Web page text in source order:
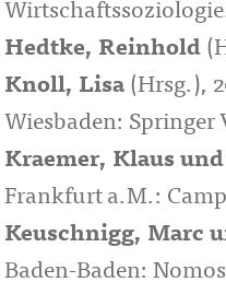
Hedtke, Reinhold
Knoll, Lisa (Hrsg.),
Wiesbaden: Springer
Kraemer, Klaus und
Frankfurt a.M.:
Keuschnigg, Marc
Baden-Baden: